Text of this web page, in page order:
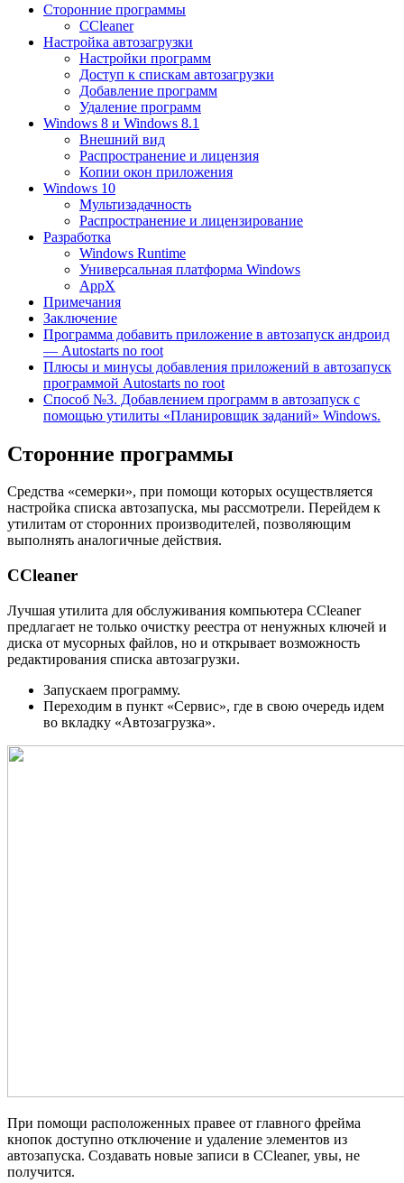
Сторонние программы
CCleaner
Настройка автозагрузки
Настройки программ
Доступ к спискам автозагрузки
Добавление программ
Удаление программ
Windows 8 и Windows 8.1
Внешний вид
Распространение и лицензия
Копии окон приложения
Windows 10
Мультизадачность
Распространение и лицензирование
Разработка
Windows Runtime
Универсальная платформа Windows
AppX
Примечания
Заключение
Программа добавить приложение в автозапуск андроид
— Autostarts no root
Плюсы и минусы добавления приложений в автозапуск
программой Autostarts no root
Способ №3. Добавлением программ в автозапуск с
помощью утилиты «Планировщик заданий» Windows.
Сторонние программы
Средства «семерки», при помощи которых осуществляется
настройка списка автозапуска, мы рассмотрели. Перейдем к
утилитам от сторонних производителей, позволяющим
выполнять аналогичные действия.
CCleaner
Лучшая утилита для обслуживания компьютера CCleaner
предлагает не только очистку реестра от ненужных ключей и
диска от мусорных файлов, но и открывает возможность
редактирования списка автозагрузки.
Запускаем программу.
Переходим в пункт «Сервис», где в свою очередь идем
во вкладку «Автозагрузка».
При помощи расположенных правее от главного фрейма
кнопок доступно отключение и удаление элементов из
автозапуска. Создавать новые записи в CCleaner, увы, не
получится.